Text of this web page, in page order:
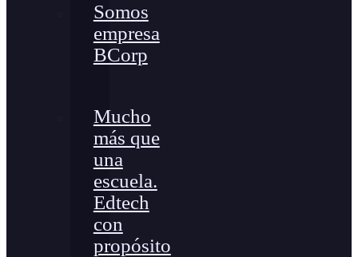
Somos
empresa
BCorp
Mucho
más que
una
escuela.
Edtech
con
propósito